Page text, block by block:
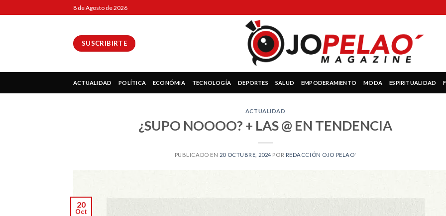
to
8 de Agosto de 2026
SUSCRIBIRTE
ACTUALIDAD POLÍTICA ECONÓMIA TECNOLOGÍA DEPORTES SALUD EMPODERAMIENTO MODA ESPIRITUALIDAD
ACTUALIDAD
¿SUPO NOOOO? + LAS @ EN TENDENCIA
PUBLICADO EN 20 OCTUBRE, 2024 POR REDACCIÓN OJO PELAO'
20
Oct